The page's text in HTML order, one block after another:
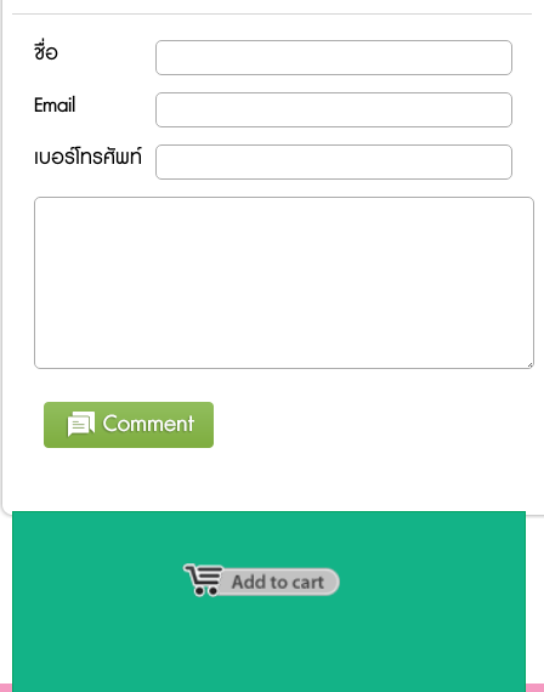
ชื่อ
Email
เบอร์โทรศัพท์